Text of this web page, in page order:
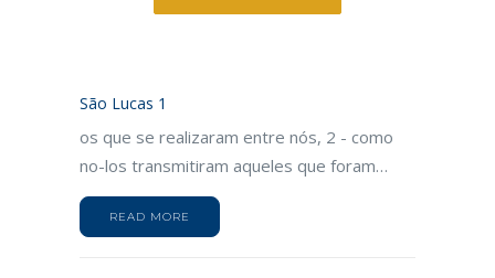
São Lucas 1
os que se realizaram entre nós, 2 - como
no-los transmitiram aqueles que foram…
READ MORE